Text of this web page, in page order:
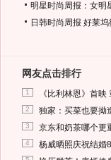
明星时尚周报：女明
日韩时尚周报 好莱坞
网友点击排行
1 《比利林恩》首
2 独家：买菜也要拗
3 京东和奶茶哪个更
4 杨威晒照庆祝结婚